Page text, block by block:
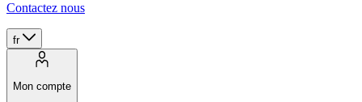
Contactez nous
fr
Mon compte